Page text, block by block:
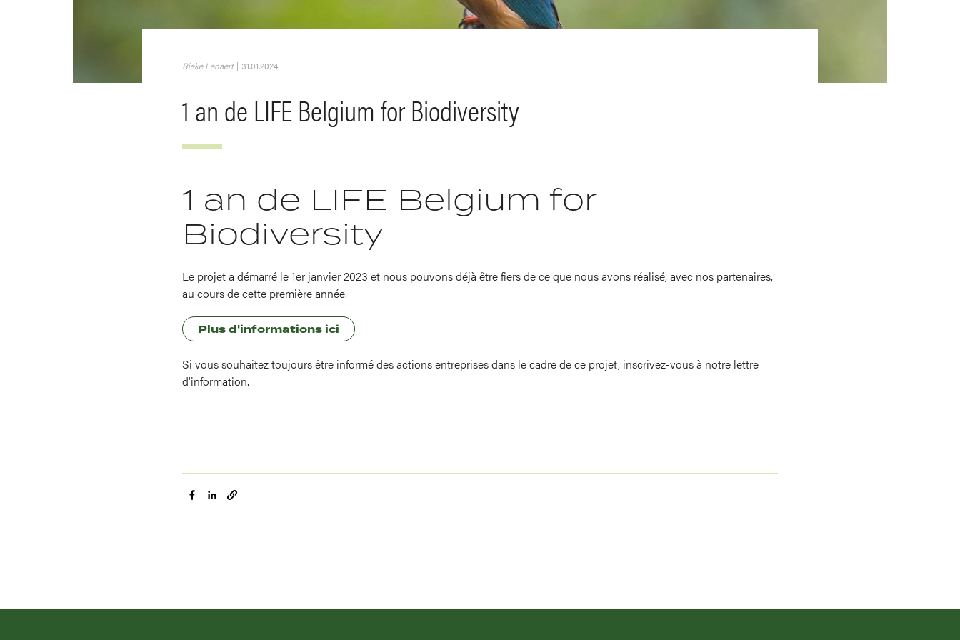
Rieke Lenaert | 31.01.2024
1 an de LIFE Belgium for Biodiversity
1 an de LIFE Belgium for
Biodiversity
Le projet a démarré le 1er janvier 2023 et nous pouvons déjà être fiers de ce que nous avons réalisé, avec nos partenaires,
au cours de cette première année.
Plus d'informations ici
Si vous souhaitez toujours être informé des actions entreprises dans le cadre de ce projet, inscrivez-vous à notre lettre
d'information.